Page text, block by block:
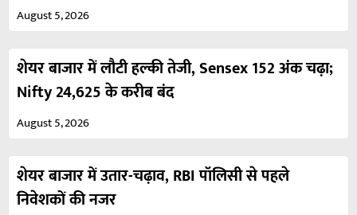
August 5, 2026
शेयर बाजार में लौटी हल्की तेजी, Sensex 152 अंक चढ़ा;
Nifty 24,625 के करीब बंद
August 5, 2026
शेयर बाजार में उतार-चढ़ाव, RBI पॉलिसी से पहले
निवेशकों की नजर